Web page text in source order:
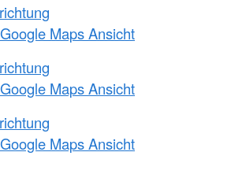
Maps Ansicht
Maps Ansicht
Maps Ansicht